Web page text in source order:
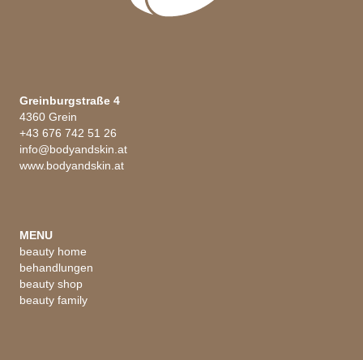
Greinburgstraße 4
4360 Grein
+43 676 742 51 26
info@bodyandskin.at
www.bodyandskin.at
MENU
beauty home
behandlungen
beauty shop
beauty family